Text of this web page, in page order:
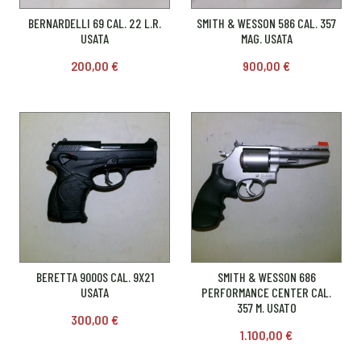
BERNARDELLI 69 CAL. 22 L.R.
USATA
200,00 €
SMITH & WESSON 586 CAL. 357
MAG. USATA
900,00 €
BERETTA 9000S CAL. 9X21
USATA
300,00 €
SMITH & WESSON 686
PERFORMANCE CENTER CAL.
357 M. USATO
1.100,00 €